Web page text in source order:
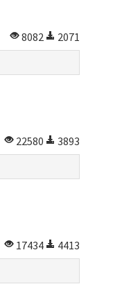
8082
2071
22580
3893
17434
4413